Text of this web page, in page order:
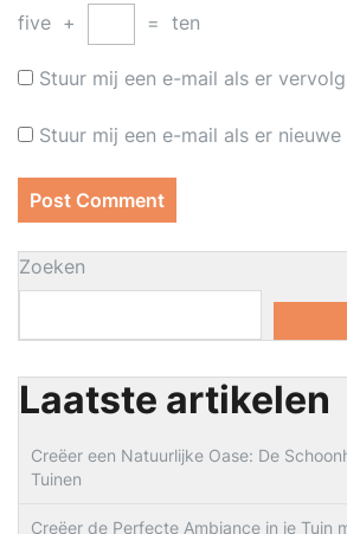
five + = ten
Stuur mij een e-mail als er
Stuur mij een e-mail als er
Zoeken
Laatste artikelen
Creëer een Natuurlijke Oase: De
Tuinen
Creëer de Perfecte Ambiance in je Tuin